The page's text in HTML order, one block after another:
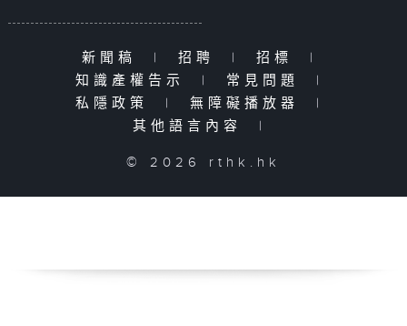
新聞稿 | 招聘 | 招標
|
知識產權告示
| 常見問題
|
私隱政策
| 無障礙播放器
|
其他語言內容
|
© 2026 rthk.hk